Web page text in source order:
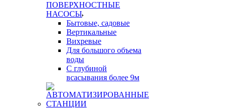
ПОВЕРХНОСТНЫЕ
НАСОСЫ
Бытовые, садовые
Вертикальные
Вихревые
Для большого объема
воды
С глубиной
всасывания более 9м